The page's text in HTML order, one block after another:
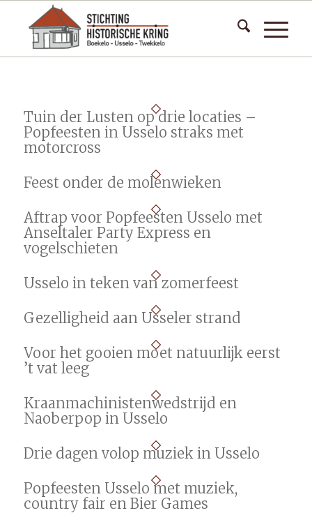
Tuin der Lusten op drie locaties –
Popfeesten in Usselo straks met
motorcross
Feest onder de molenwieken
Aftrap voor Popfeesten Usselo met
Anseltaler Party Express en
vogelschieten
Usselo in teken van zomerfeest
Gezelligheid aan Usseler strand
Voor het gooien moet natuurlijk eerst
’t vat leeg
Kraanmachinistenwedstrijd en
Naoberpop in Usselo
Drie dagen volop muziek in Usselo
Popfeesten Usselo met muziek,
country fair en Bier Games